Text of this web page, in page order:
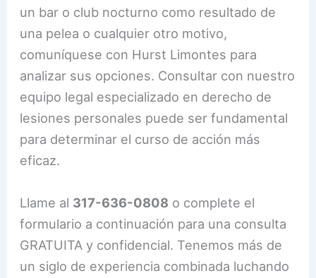
un bar o club nocturno como resultado de
una pelea o cualquier otro motivo,
comuníquese con Hurst Limontes para
analizar sus opciones. Consultar con nuestro
equipo legal especializado en derecho de
lesiones personales puede ser fundamental
para determinar el curso de acción más
eficaz.
Llame al 317-636-0808 o complete el
formulario a continuación para una consulta
GRATUITA y confidencial. Tenemos más de
un siglo de experiencia combinada luchando